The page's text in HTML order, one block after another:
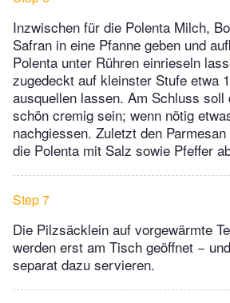
Inzwischen für die Polenta Milch,
Safran in eine Pfanne geben und
Polenta unter Rühren einrieseln
zugedeckt auf kleinster Stufe etwa
ausquellen lassen. Am Schluss soll
schön cremig sein; wenn nötig
nachgiessen. Zuletzt den
die Polenta mit Salz sowie Pfeffer
Step 7
Die Pilzsäcklein auf vorgewärmte
werden erst am Tisch geöffnet −
separat dazu servieren.